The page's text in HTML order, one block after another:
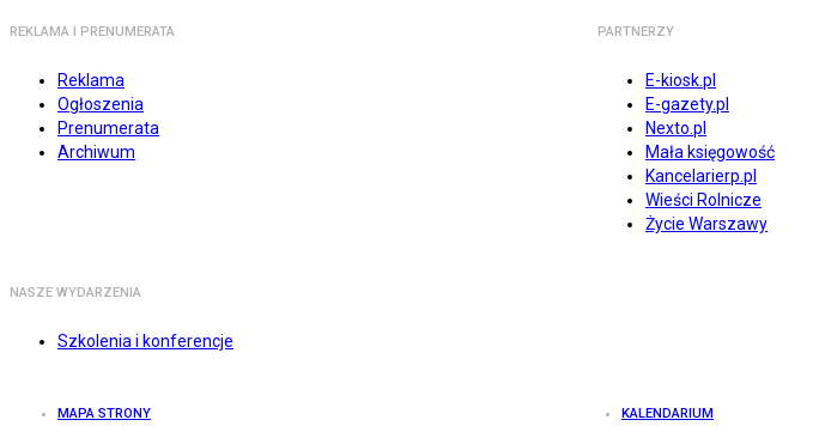
REKLAMA I PRENUMERATA
Reklama
Ogłoszenia
Prenumerata
Archiwum
PARTNERZY
E-kiosk.pl
E-gazety.pl
Nexto.pl
Mała księgowość
Kancelarierp.pl
Wieści Rolnicze
Życie Warszawy
NASZE WYDARZENIA
Szkolenia i konferencje
MAPA STRONY KALENDARIUM